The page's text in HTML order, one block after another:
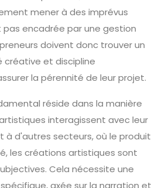
mener à des imprévus
pas encadrée par une gestion
doivent donc trouver un
créative et discipline
la pérennité de leur projet.
réside dans la manière
interagissent avec leur
à d'autres secteurs, où le produit
les créations artistiques sont
Cela nécessite une
axée sur la narration et